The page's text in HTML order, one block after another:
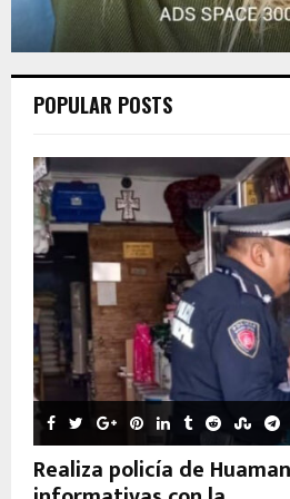
POPULAR POSTS
Realiza policía de